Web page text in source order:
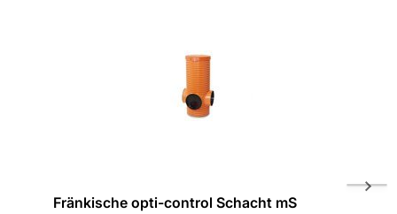
Fränkische opti-control Schacht mS